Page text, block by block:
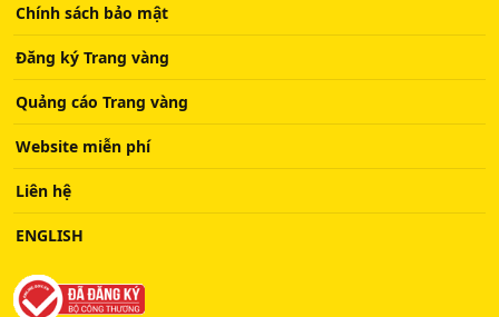
Chính sách bảo mật
Đăng ký Trang vàng
Quảng cáo Trang vàng
Website miễn phí
Liên hệ
ENGLISH